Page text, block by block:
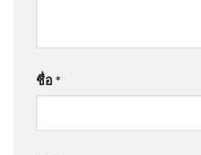
ชื่อ *